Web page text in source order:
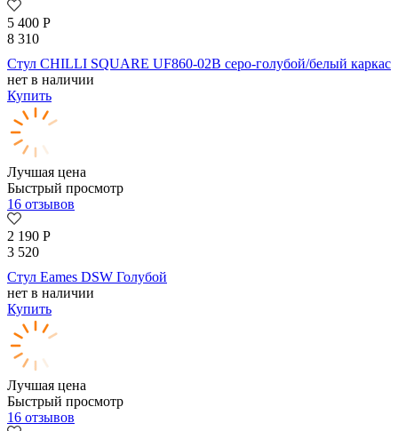
5 400 Р
8 310
Стул CHILLI SQUARE UF860-02B серо-голубой/белый каркас
нет в наличии
Купить
Лучшая цена
Быстрый просмотр
16 отзывов
2 190 Р
3 520
Стул Eames DSW Голубой
нет в наличии
Купить
Лучшая цена
Быстрый просмотр
16 отзывов